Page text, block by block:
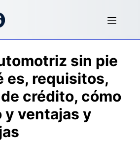
sin pie
es, requisitos,
crédito, cómo
ventajas y